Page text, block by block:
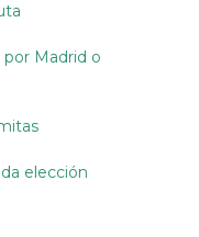
Madrid o
elección